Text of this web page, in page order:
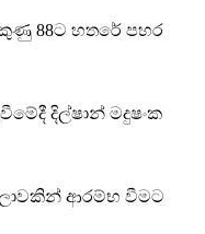
88ට හතරේ පහර
දිල්ෂාන් මදුෂංක
ආරම්භ වීමට